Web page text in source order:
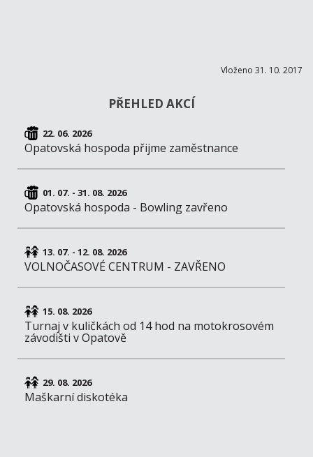
Vloženo 31. 10. 2017
PŘEHLED AKCÍ
22. 06. 2026
Opatovská hospoda přijme zaměstnance
01. 07. - 31. 08. 2026
Opatovská hospoda - Bowling zavřeno
13. 07. - 12. 08. 2026
VOLNOČASOVÉ CENTRUM - ZAVŘENO
15. 08. 2026
Turnaj v kuličkách od 14 hod na motokrosovém
závodišti v Opatově
29. 08. 2026
Maškarní diskotéka